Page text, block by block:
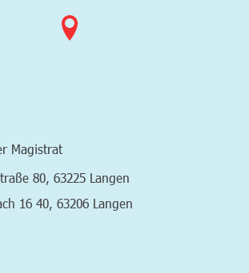
Magistrat
Maps Navigation
80 63225 Langen
16 40, 63206 Langen